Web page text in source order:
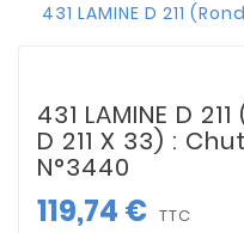
431 LAMINE D 211
431 LAMINE D
D 211 X 33) :
N°3440
119,74 € TTC